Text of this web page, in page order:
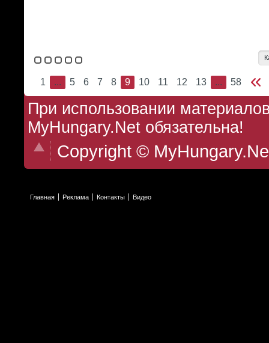
1 ... 5 6 7 8 9 10 11 12 13 ... 58
При использовании
MyHungary.Net обязательна!
Copyright ©
Главная Реклама Контакты Видео